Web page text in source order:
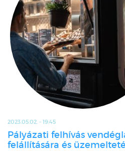
2023.05.02. - 19:45
Pályázati felhívás
felállítására és